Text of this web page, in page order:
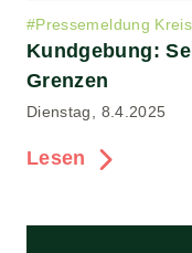
#Pressemeldung
Kundgebung:
Grenzen
Dienstag, 8.4.2025
Lesen